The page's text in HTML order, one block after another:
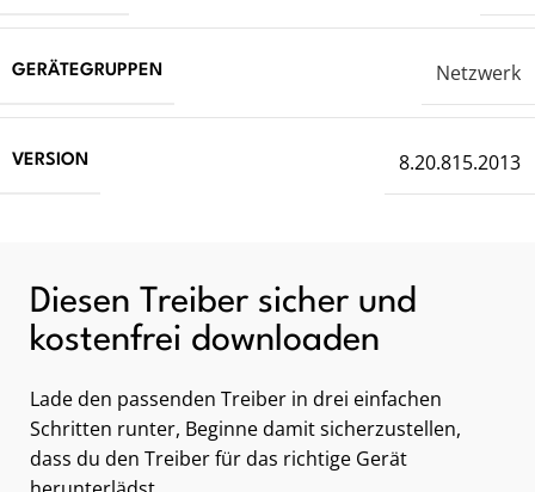
GERÄTEGRUPPEN Netzwerk
VERSION 8.20.815.2013
Diesen Treiber sicher und
kostenfrei downloaden
Lade den passenden Treiber in drei einfachen
Schritten runter, Beginne damit sicherzustellen,
dass du den Treiber für das richtige Gerät